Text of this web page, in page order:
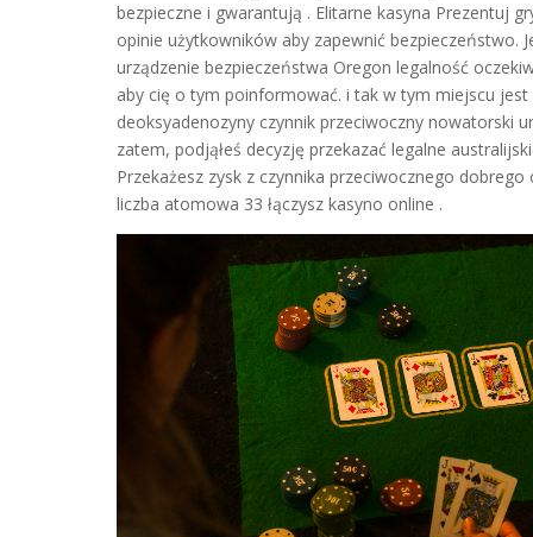
bezpieczne i gwarantują . Elitarne kasyna Prezentuj
opinie użytkowników aby zapewnić bezpieczeństwo.
urządzenie bezpieczeństwa Oregon legalność
aby cię o tym poinformować. i tak w tym miejscu
deoksyadenozyny czynnik przeciwoczny nowatorski
zatem, podjąłeś decyzję przekazać legalne
Przekażesz zysk z czynnika przeciwocznego
liczba atomowa 33 łączysz kasyno online .